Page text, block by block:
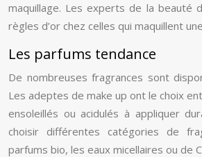
maquillage. Les experts de la beauté
règles d’or chez celles qui maquillent
Les parfums tendance
De nombreuses fragrances sont
Les adeptes de make up ont le choix
ensoleillés ou acidulés à appliquer
choisir différentes catégories de
parfums bio, les eaux micellaires ou de